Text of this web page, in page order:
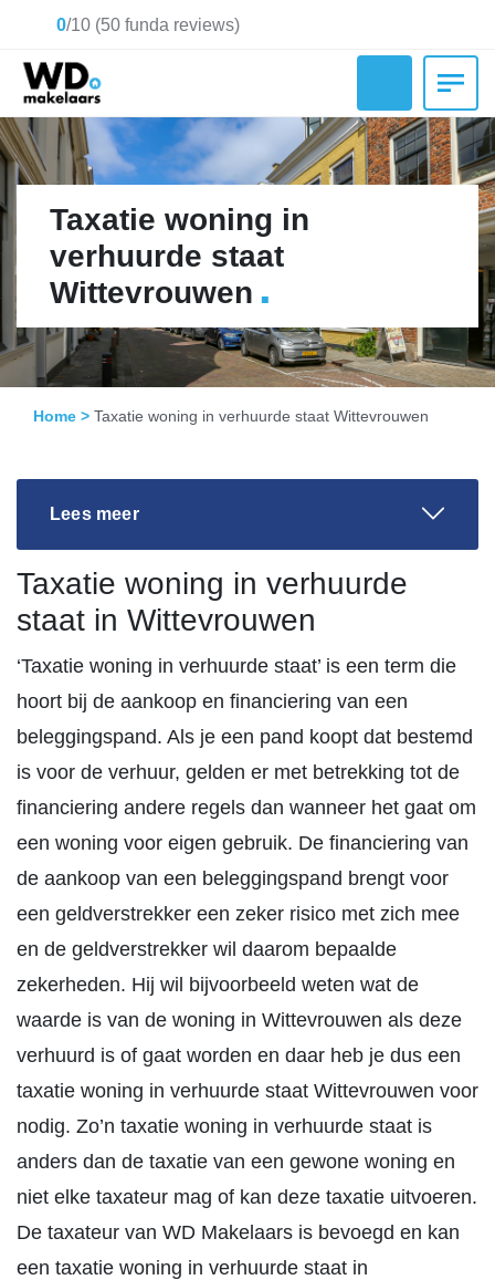
0/10 (50 funda reviews)
Taxatie woning in
verhuurde staat
Wittevrouwen .
Home > Taxatie woning in verhuurde staat Wittevrouwen
Lees meer
Taxatie woning in verhuurde
staat in Wittevrouwen
‘Taxatie woning in verhuurde staat’ is een term die
hoort bij de aankoop en financiering van een
beleggingspand. Als je een pand koopt dat bestemd
is voor de verhuur, gelden er met betrekking tot de
financiering andere regels dan wanneer het gaat om
een woning voor eigen gebruik. De financiering van
de aankoop van een beleggingspand brengt voor
een geldverstrekker een zeker risico met zich mee
en de geldverstrekker wil daarom bepaalde
zekerheden. Hij wil bijvoorbeeld weten wat de
waarde is van de woning in Wittevrouwen als deze
verhuurd is of gaat worden en daar heb je dus een
taxatie woning in verhuurde staat Wittevrouwen voor
nodig. Zo’n taxatie woning in verhuurde staat is
anders dan de taxatie van een gewone woning en
niet elke taxateur mag of kan deze taxatie uitvoeren.
De taxateur van WD Makelaars is bevoegd en kan
een taxatie woning in verhuurde staat in